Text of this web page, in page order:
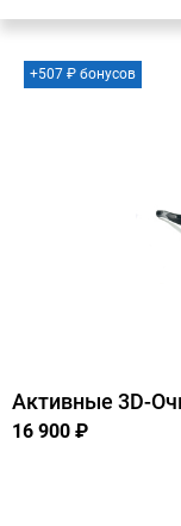
+507 ₽ бонусов
Активные 3D-
16 900 ₽